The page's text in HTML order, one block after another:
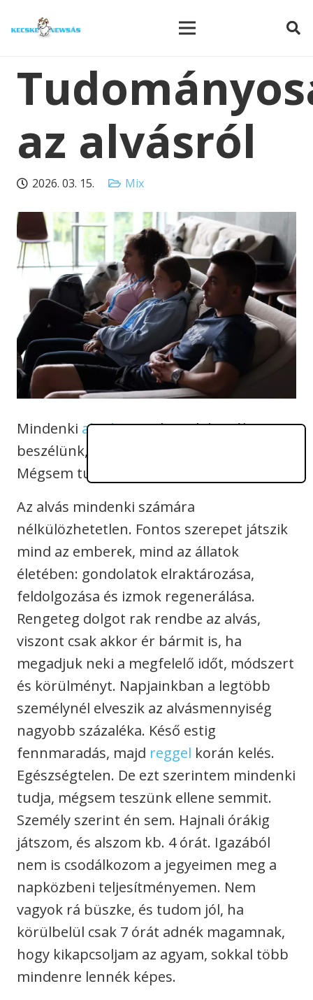
az alvásról
2026. 03. 15. Mix
Mindenki alszik. Egy olyan dologról
beszélünk, amit nap mint nap átélünk.
Mégsem tudjuk, hogyan is működik.
Az alvás mindenki számára
nélkülözhetetlen. Fontos szerepet játszik
mind az emberek, mind az állatok
életében: gondolatok elraktározása,
feldolgozása és izmok regenerálása.
Rengeteg dolgot rak rendbe az alvás,
viszont csak akkor ér bármit is, ha
megadjuk neki a megfelelő időt, módszert
és körülményt. Napjainkban a legtöbb
személynél elveszik az alvásmennyiség
nagyobb százaléka. Késő estig
fennmaradás, majd reggel korán kelés.
Egészségtelen. De ezt szerintem mindenki
tudja, mégsem teszünk ellene semmit.
Személy szerint én sem. Hajnali órákig
játszom, és alszom kb. 4 órát. Igazából
nem is csodálkozom a jegyeimen meg a
napközbeni teljesítményemen. Nem
vagyok rá büszke, és tudom jól, ha
körülbelül csak 7 órát adnék magamnak,
hogy kikapcsoljam az agyam, sokkal több
mindenre lennék képes.